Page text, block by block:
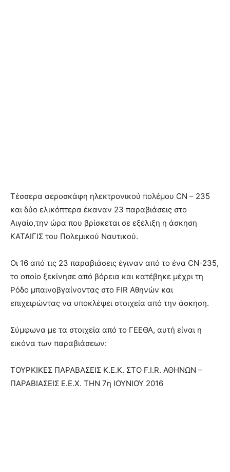
Τέσσερα αεροσκάφη ηλεκτρονικού πολέμου CN – 235
και δύο ελικόπτερα έκαναν 23 παραβιάσεις στο
Αιγαίο,την ώρα που βρίσκεται σε εξέλιξη η άσκηση
ΚΑΤΑΙΓΙΣ του Πολεμικού Ναυτικού.
Οι 16 από τις 23 παραβιάσεις έγιναν από το ένα CN-235,
το οποίο ξεκίνησε από βόρεια και κατέβηκε μέχρι τη
Ρόδο μπαινοβγαίνοντας στο FIR Αθηνών και
επιχειρώντας να υποκλέψει στοιχεία από την άσκηση.
Σύμφωνα με τα στοιχεία από το ΓΕΕΘΑ, αυτή είναι η
εικόνα των παραβιάσεων:
ΤΟΥΡΚΙΚΕΣ ΠΑΡΑΒΑΣΕΙΣ Κ.Ε.Κ. ΣΤΟ F.I.R. ΑΘΗΝΩΝ –
ΠΑΡΑΒΙΑΣΕΙΣ Ε.Ε.Χ. ΤΗΝ 7η ΙΟΥΝΙΟΥ 2016